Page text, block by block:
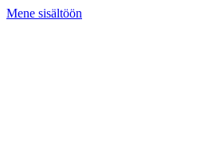
Mene sisältöön